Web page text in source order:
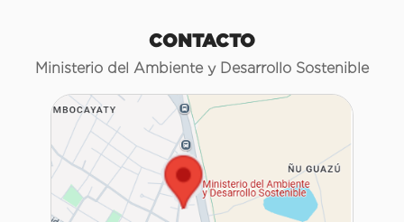
CONTACTO
Ministerio del Ambiente y Desarrollo Sostenible